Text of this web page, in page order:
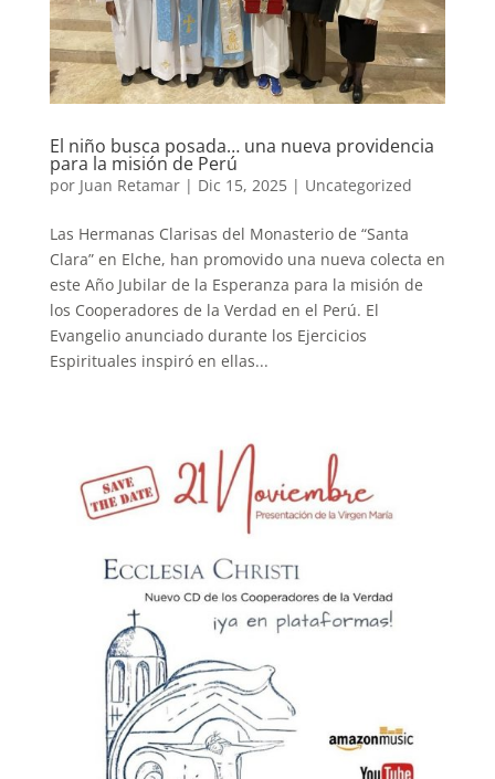
El niño busca posada… una nueva providencia
para la misión de Perú
por Juan Retamar| Dic 15, 2025| Uncategorized
Las Hermanas Clarisas del Monasterio de “Santa
Clara” en Elche, han promovido una nueva colecta en
este Año Jubilar de la Esperanza para la misión de
los Cooperadores de la Verdad en el Perú. El
Evangelio anunciado durante los Ejercicios
Espirituales inspiró en ellas...